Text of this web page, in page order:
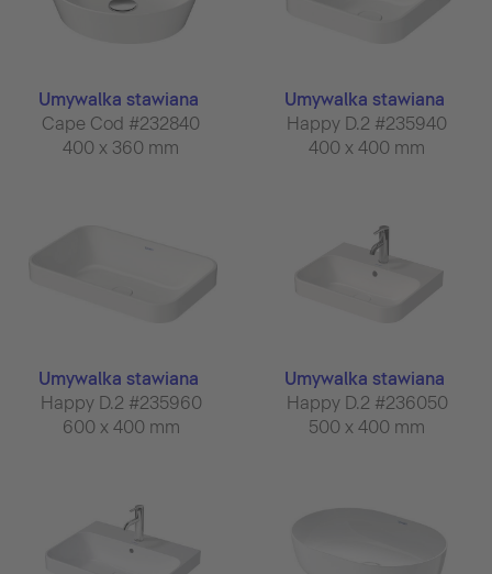
Umywalka stawiana
Cape Cod #232840
400 x 360 mm
Umywalka stawiana
Happy D.2 #235940
400 x 400 mm
Umywalka stawiana
Happy D.2 #235960
600 x 400 mm
Umywalka stawiana
Happy D.2 #236050
500 x 400 mm